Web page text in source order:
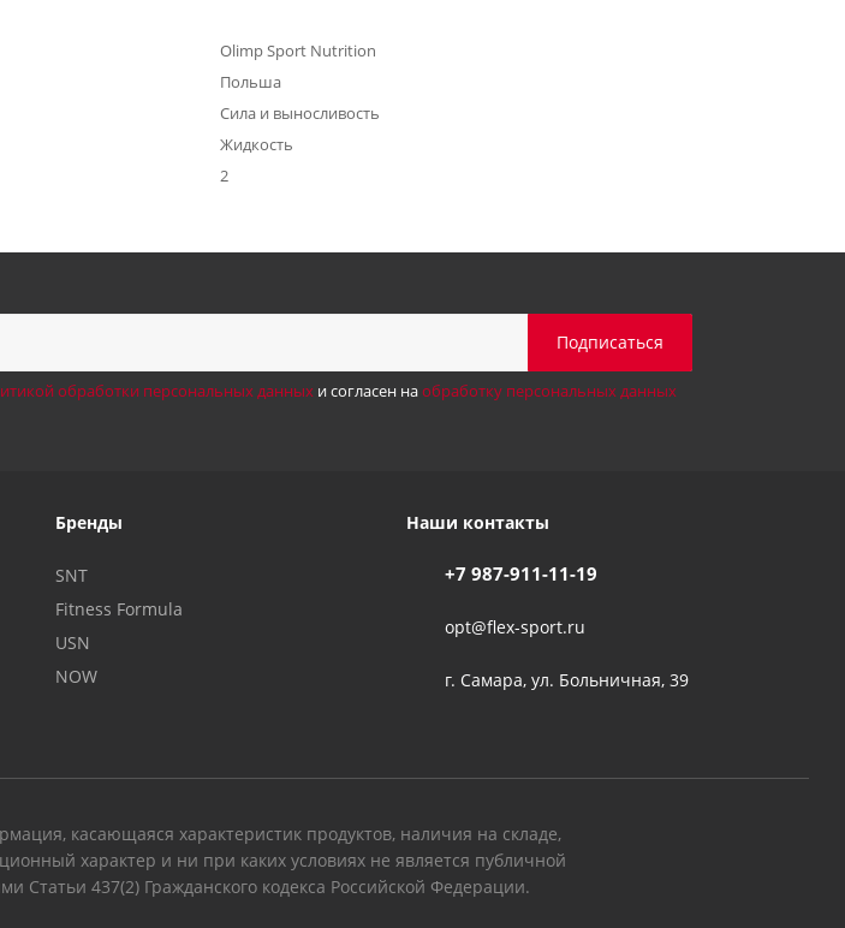
Olimp Sport Nutrition
Польша
Сила и выносливость
Жидкость
2
обработки персональных данныхи согласен наобработку персональных данных
Бренды
SNT
Fitness Formula
USN
NOW
Наши контакты
+7 987-911-11-19
opt@flex-sport.ru
г. Самара, ул. Больничная, 39
касающаяся характеристик продуктов, наличия на складе,
характер и ни при каких условиях не является публичной
Статьи 437(2) Гражданского кодекса Российской Федерации.